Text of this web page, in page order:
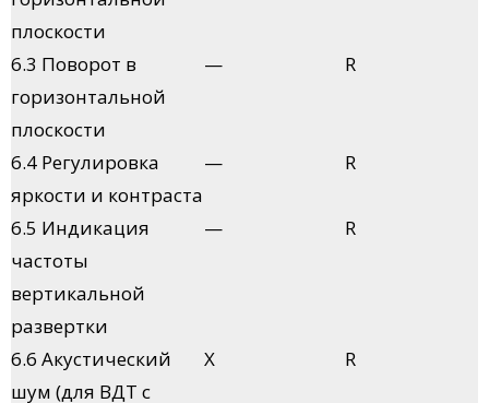
плоскости
6.3 Поворот в
горизонтальной
плоскости
— R
6.4 Регулировка
яркости и контраста
— R
6.5 Индикация
частоты
вертикальной
развертки
— R
6.6 Акустический
шум (для ВДТ с
X R